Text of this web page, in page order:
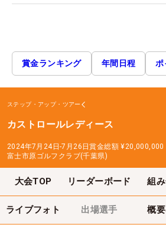
賞金ランキング 年間日程 ポ
ステップ・アップ・ツアー
カストロールレディース
2024年7月24日-7月26日賞金総額 ¥20,000,000
富士市原ゴルフクラブ(千葉県)
大会TOP リーダーボード 組
ライブフォト 出場選手 概